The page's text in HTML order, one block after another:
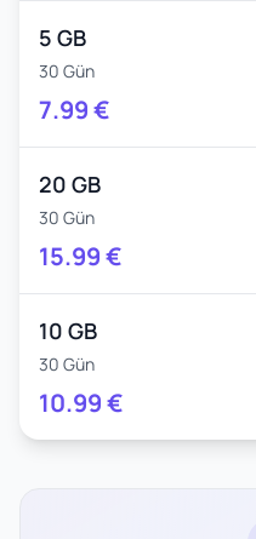
5 GB
30 Gün
7.99€
20 GB
30 Gün
15.99€
10 GB
30 Gün
10.99€